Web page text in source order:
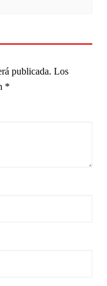
publicada. Los
*